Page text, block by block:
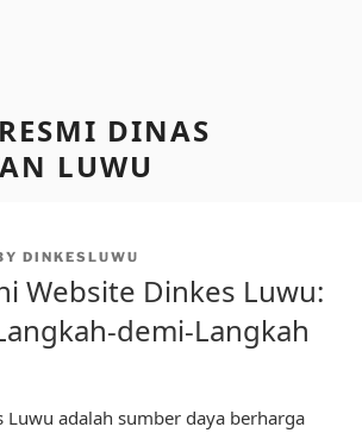
DINAS
LUWU
DINKESLUWU
Website Dinkes Luwu:
demi-Langkah
Luwu adalah sumber daya berharga